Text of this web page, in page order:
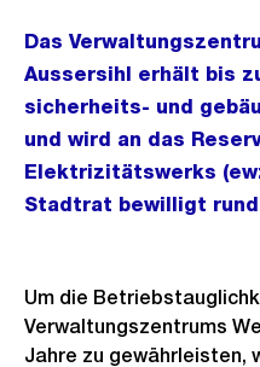
Das
Aussersihl erhält bis
sicherheits- und
und wird an das
Elektrizitätswerks
Stadtrat bewilligt rund
Um die
Verwaltungszentrums
Jahre zu gewährleisten,